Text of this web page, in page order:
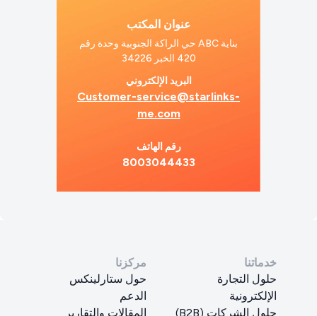
عنوان المكتب
بناية ABC حي الراكة الجنوبية وحدة رقم
420 الخبر 34226
البريد الإلكتروني
Customer-service@starlinks-
me.com
رقم الهاتف
8003044433
خدماتنا
حلول التجارة
الإلكترونية
حلول الشركات (B2B)
مركزنا
حول ستارلينكس
الدعم
المقالات والتقارير